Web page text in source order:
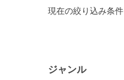
現在の絞り込み条件
ジャンル